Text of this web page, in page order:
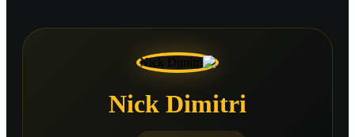
Nick Dimitri